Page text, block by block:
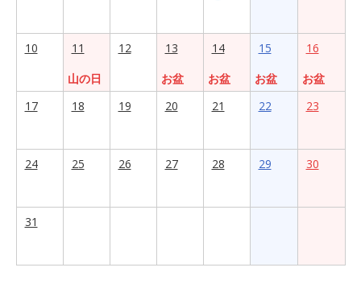
10
11
山の日
12
13
お盆
14
お盆
15
お盆
16
お盆
17
18 19 20 21 22 23
24 25 26 27 28 29 30
31